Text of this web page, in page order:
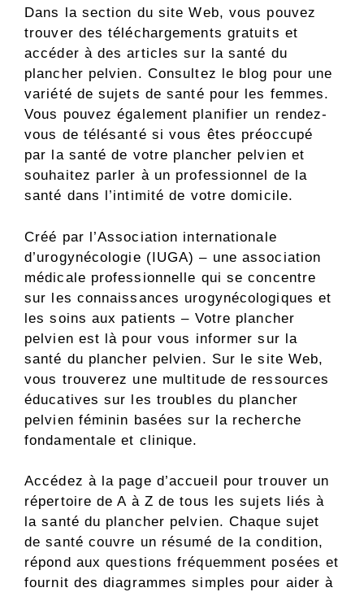
Dans la section du site Web, vous pouvez
trouver des téléchargements gratuits et
accéder à des articles sur la santé du
plancher pelvien. Consultez le blog pour une
variété de sujets de santé pour les femmes.
Vous pouvez également planifier un rendez-
vous de télésanté si vous êtes préoccupé
par la santé de votre plancher pelvien et
souhaitez parler à un professionnel de la
santé dans l’intimité de votre domicile.
Créé par l’Association internationale
d’urogynécologie (IUGA) – une association
médicale professionnelle qui se concentre
sur les connaissances urogynécologiques et
les soins aux patients – Votre plancher
pelvien est là pour vous informer sur la
santé du plancher pelvien. Sur le site Web,
vous trouverez une multitude de ressources
éducatives sur les troubles du plancher
pelvien féminin basées sur la recherche
fondamentale et clinique.
Accédez à la page d’accueil pour trouver un
répertoire de A à Z de tous les sujets liés à
la santé du plancher pelvien. Chaque sujet
de santé couvre un résumé de la condition,
répond aux questions fréquemment posées et
fournit des diagrammes simples pour aider à